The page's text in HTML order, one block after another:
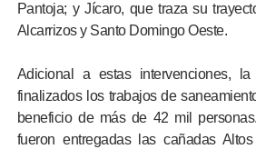
Pantoja; y Jícaro, que traza su
Alcarrizos y Santo Domingo Oeste.
Adicional a estas intervenciones,
finalizados los trabajos de
beneficio de más de 42 mil
fueron entregadas las cañadas